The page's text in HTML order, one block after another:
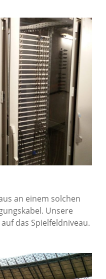
an einem solchen
Unsere
das Spielfeldniveau.